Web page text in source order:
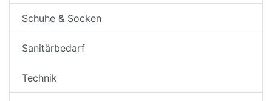
Schuhe & Socken
Sanitärbedarf
Technik